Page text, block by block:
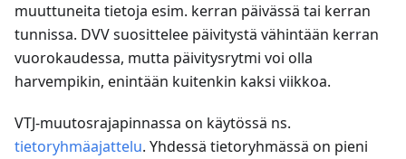
muuttuneita tietoja esim. kerran päivässä tai kerran
tunnissa. DVV suosittelee päivitystä vähintään kerran
vuorokaudessa, mutta päivitysrytmi voi olla
harvempikin, enintään kuitenkin kaksi viikkoa.
VTJ-muutosrajapinnassa on käytössä ns.
tietoryhmäajattelu. Yhdessä tietoryhmässä on pieni